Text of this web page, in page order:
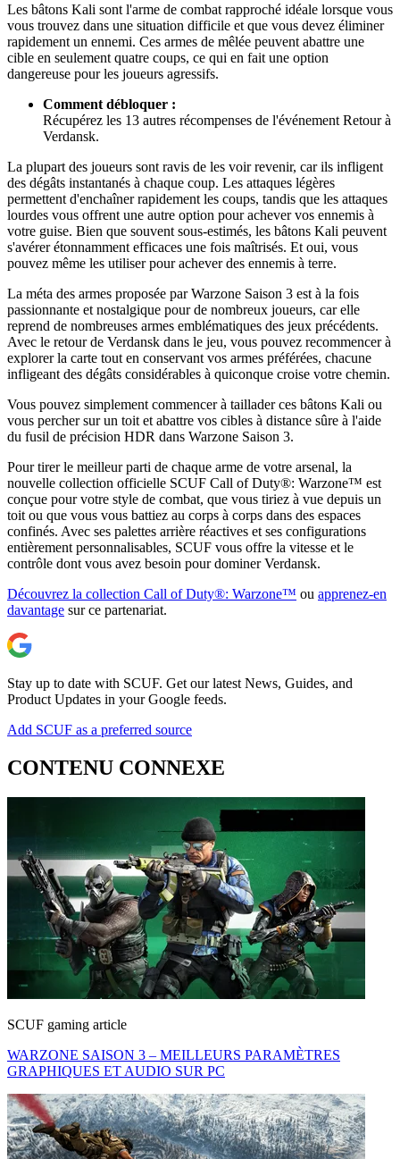
Les bâtons Kali sont l'arme de combat rapproché idéale lorsque vous
vous trouvez dans une situation difficile et que vous devez éliminer
rapidement un ennemi. Ces armes de mêlée peuvent abattre une
cible en seulement quatre coups, ce qui en fait une option
dangereuse pour les joueurs agressifs.
Comment débloquer :
Récupérez les 13 autres récompenses de l'événement Retour à
Verdansk.
La plupart des joueurs sont ravis de les voir revenir, car ils infligent
des dégâts instantanés à chaque coup. Les attaques légères
permettent d'enchaîner rapidement les coups, tandis que les attaques
lourdes vous offrent une autre option pour achever vos ennemis à
votre guise. Bien que souvent sous-estimés, les bâtons Kali peuvent
s'avérer étonnamment efficaces une fois maîtrisés. Et oui, vous
pouvez même les utiliser pour achever des ennemis à terre.
La méta des armes proposée par Warzone Saison 3 est à la fois
passionnante et nostalgique pour de nombreux joueurs, car elle
reprend de nombreuses armes emblématiques des jeux précédents.
Avec le retour de Verdansk dans le jeu, vous pouvez recommencer à
explorer la carte tout en conservant vos armes préférées, chacune
infligeant des dégâts considérables à quiconque croise votre chemin.
Vous pouvez simplement commencer à taillader ces bâtons Kali ou
vous percher sur un toit et abattre vos cibles à distance sûre à l'aide
du fusil de précision HDR dans Warzone Saison 3.
Pour tirer le meilleur parti de chaque arme de votre arsenal, la
nouvelle collection officielle SCUF Call of Duty®: Warzone™ est
conçue pour votre style de combat, que vous tiriez à vue depuis un
toit ou que vous vous battiez au corps à corps dans des espaces
confinés. Avec ses palettes arrière réactives et ses configurations
entièrement personnalisables, SCUF vous offre la vitesse et le
contrôle dont vous avez besoin pour dominer Verdansk.
Découvrez la collection Call of Duty®: Warzone™ ou apprenez-en
davantage sur ce partenariat.
Stay up to date with SCUF. Get our latest News, Guides, and
Product Updates in your Google feeds.
Add SCUF as a preferred source
CONTENU CONNEXE
SCUF gaming article
WARZONE SAISON 3 – MEILLEURS PARAMÈTRES
GRAPHIQUES ET AUDIO SUR PC